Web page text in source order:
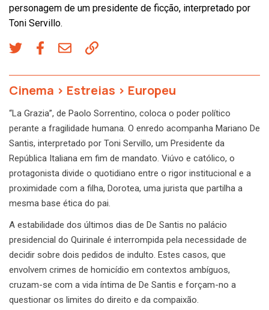
personagem de um presidente de ficção, interpretado por
Toni Servillo.
Cinema > Estreias > Europeu
“La Grazia”, de Paolo Sorrentino, coloca o poder político
perante a fragilidade humana. O enredo acompanha Mariano De
Santis, interpretado por Toni Servillo, um Presidente da
República Italiana em fim de mandato. Viúvo e católico, o
protagonista divide o quotidiano entre o rigor institucional e a
proximidade com a filha, Dorotea, uma jurista que partilha a
mesma base ética do pai.
A estabilidade dos últimos dias de De Santis no palácio
presidencial do Quirinale é interrompida pela necessidade de
decidir sobre dois pedidos de indulto. Estes casos, que
envolvem crimes de homicídio em contextos ambíguos,
cruzam-se com a vida íntima de De Santis e forçam-no a
questionar os limites do direito e da compaixão.